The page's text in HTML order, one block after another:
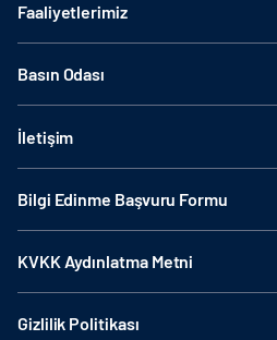
Faaliyetlerimiz
Basın Odası
İletişim
Bilgi Edinme Başvuru Formu
KVKK Aydınlatma Metni
Gizlilik Politikası